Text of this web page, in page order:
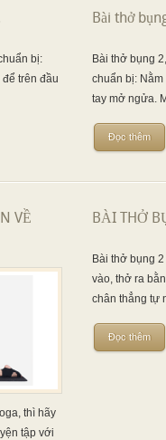
bị:
trên đầu
Bài thở
Bài thở bụng
chuẩn bị:
tay mở ngửa.
Đọc thêm
VỀ
thì hãy
tập với
BÀI THỞ
Bài thở bụng
vào, thở ra
chân thẳng tự
Đọc thêm